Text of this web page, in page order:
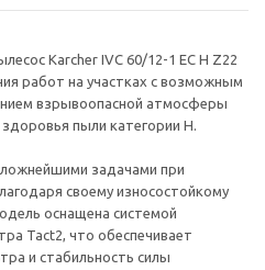
Karcher IVC 60/12-1 EC H Z22
работ на участках с возможным
взрывоопасной атмосферы
пыли категории H.
задачами при
своему износостойкому
оснащена системой
Tact2, что обеспечивает
и стабильность силы